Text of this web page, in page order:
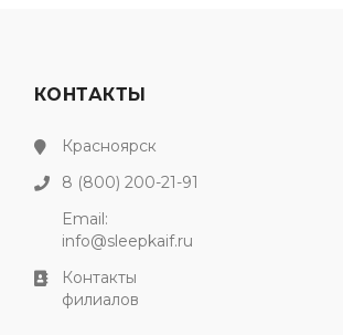
КОНТАКТЫ
Красноярск
8 (800) 200-21-91
Email:
info@sleepkaif.ru
Контакты
филиалов